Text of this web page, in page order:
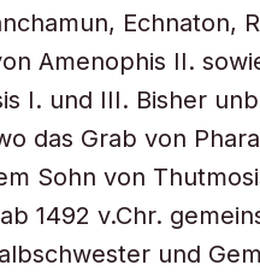
Echnaton,
Amenophis II.
I. und III. Bisher
das Grab von
Sohn von
1492 v.Chr.
und